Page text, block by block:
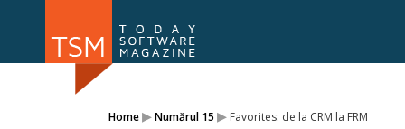
Home▸Numărul 15 ▸ Favorites: de la CRM la FRM